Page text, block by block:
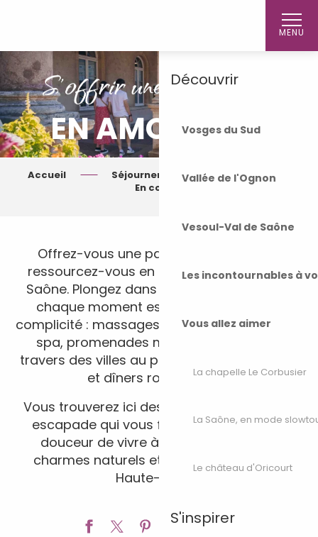
principal
MENU
Découvrir
Vosges du Sud
Vallée de l'Ognon
Vesoul-Val de Saône
Les incontournables à
Vous allez aimer
La chapelle Le Corbusier
La Saône, en mode
Le château d'Oricourt
S'inspirer
S'offrir une parenthèse
EN AMOUREUX
Accueil Séjourner
Je viens…
En couple
Offrez-vous une parenthèse à deux et
ressourcez-vous en amoureux en Haute-
Saône. Plongez dans un cadre idyllique où
chaque moment est une invitation à la
complicité : massages relaxants, séances de
spa, promenades main dans la main à
travers des villes au patrimoine enchanteur,
et dîners romantiques.
Vous trouverez ici des idées pour une belle
escapade qui vous fera renouer avec la
douceur de vivre à deux au cœur des
charmes naturels et patrimoniaux de la
Haute-Saône.
Ajouter